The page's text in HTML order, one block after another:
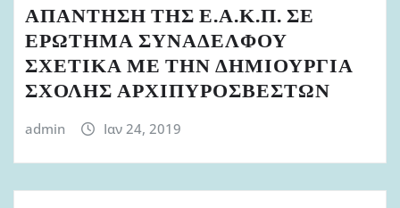
ΑΠΑΝΤΗΣΗ ΤΗΣ Ε.Α.Κ.Π. ΣΕ
ΕΡΩΤΗΜΑ ΣΥΝΑΔΕΛΦΟΥ
ΣΧΕΤΙΚΑ ΜΕ ΤΗΝ ΔΗΜΙΟΥΡΓΙΑ
ΣΧΟΛΗΣ ΑΡΧΙΠΥΡΟΣΒΕΣΤΩΝ
admin Ιαν 24, 2019